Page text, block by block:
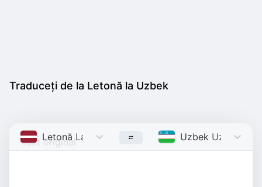
Traduceți de la Letonă la Uzbek
Letonă Latvian Uzbek Uzbek